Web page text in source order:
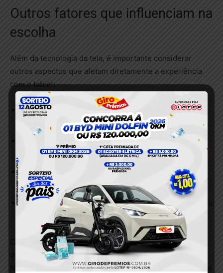
Outros fatores que influenciam na
escolha
Além da tecnologia da tela, é importante considerar
outros aspectos que afetam diretamente a experiência
com o tablet:
Tamanho e resolução da tela: quanto maior a
resolução, maior a nitidez.
: essencial para uso em ambientes
externos.
Tratamento antirreflexo : garante conforto visual em
locais iluminados.
Eficiência energética: impacto direto na autonomia da
Comparar essas características ajuda a tomar uma
decisão equilibrada e adequada ao seu estilo de uso.
Nesse ponto, o site Tablets Bom e Barato oferece guias e